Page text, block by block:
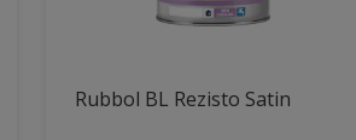
Rubbol BL Rezisto Satin